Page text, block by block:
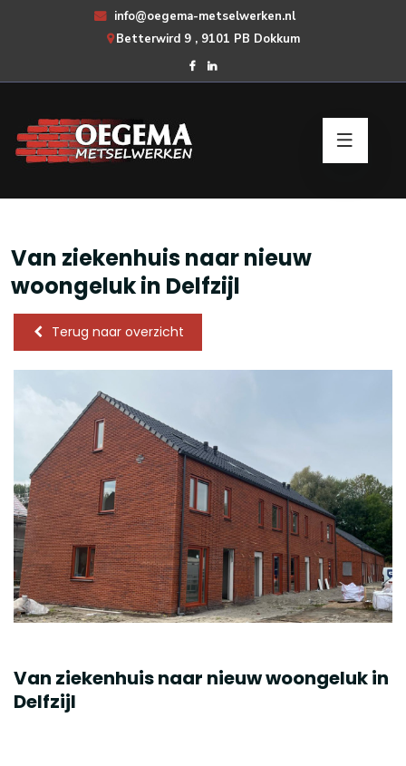
info@oegema-metselwerken.nl
Betterwird 9 , 9101 PB Dokkum
Van ziekenhuis naar nieuw
woongeluk in Delfzijl
Terug naar overzicht
Van ziekenhuis naar nieuw woongeluk in
Delfzijl